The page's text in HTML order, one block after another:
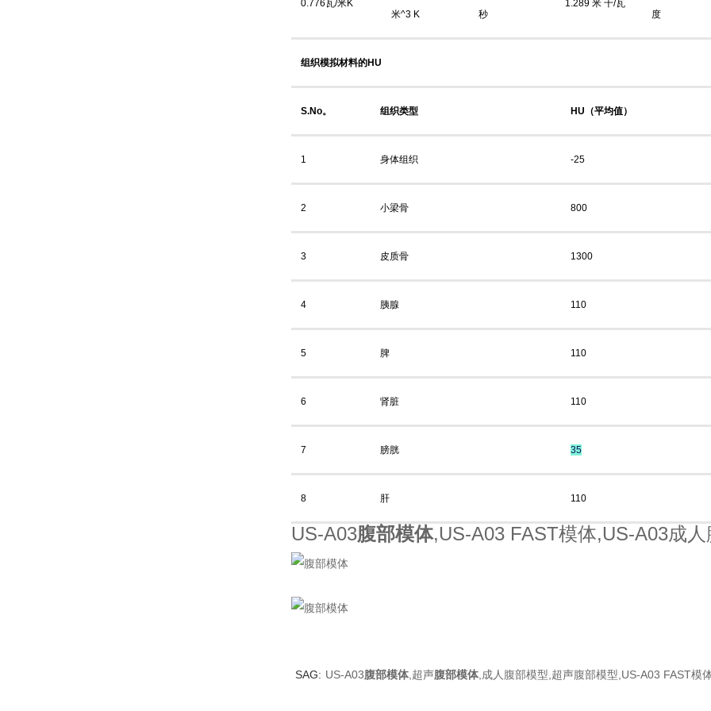
0.776瓦/米K
米^3 K
秒
1.289 米 千/瓦
度
组织模拟材料的HU
S.No。 组织类型 HU（平均值）
1 身体组织 -25
2 小梁骨 800
3 皮质骨 1300
4 胰腺 110
5 脾 110
6 肾脏 110
7 膀胱 35
8 肝 110
US-A03腹部模体,US-A03 FAST模体,US-A03成人
SAG: US-A03腹部模体,超声腹部模体,成人腹部模型,超声腹部模型,US-A03 FAST模